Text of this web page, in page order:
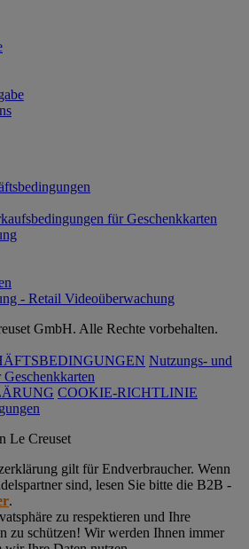
für Geschenkkarten
- Retail Videoüberwachung
GmbH. Alle Rechte vorbehalten.
Nutzungs- und
COOKIE-RICHTLINIE
Le Creuset
gilt für Endverbraucher. Wenn
sind, lesen Sie bitte die B2B -
.
zu respektieren und Ihre
zu schützen! Wir werden Ihnen immer